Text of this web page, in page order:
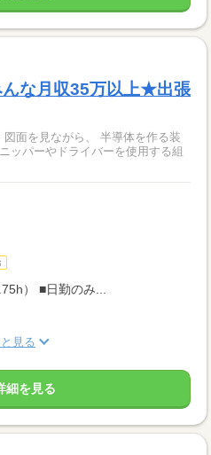
んな月収35万以上★出張
） ■日勤のみ...
見る
細を見る